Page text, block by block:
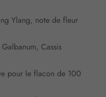
Ylang, note de fleur
Cassis
pour le flacon de 100